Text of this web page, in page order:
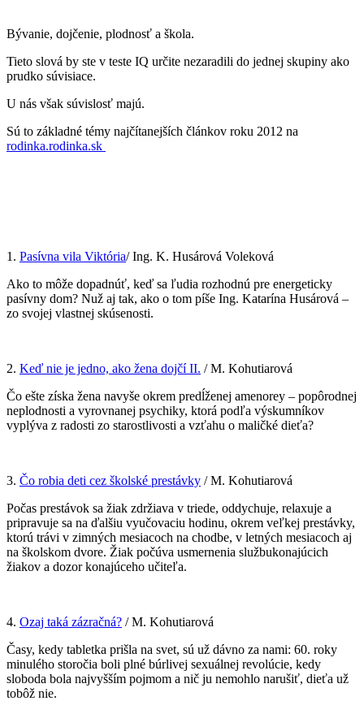
Bývanie, dojčenie, plodnosť a škola.
Tieto slová by ste v teste IQ určite nezaradili do jednej skupiny ako
prudko súvisiace.
U nás však súvislosť majú.
Sú to základné témy najčítanejších článkov roku 2012 na
rodinka.rodinka.sk
1. Pasívna vila Viktória/ Ing. K. Husárová Voleková
Ako to môže dopadnúť, keď sa ľudia rozhodnú pre energeticky
pasívny dom? Nuž aj tak, ako o tom píše Ing. Katarína Husárová –
zo svojej vlastnej skúsenosti.
2. Keď nie je jedno, ako žena dojčí II. / M. Kohutiarová
Čo ešte získa žena navyše okrem predĺženej amenorey – popôrodnej
neplodnosti a vyrovnanej psychiky, ktorá podľa výskumníkov
vyplýva z radosti zo starostlivosti a vzťahu o maličké dieťa?
3. Čo robia deti cez školské prestávky / M. Kohutiarová
Počas prestávok sa žiak zdržiava v triede, oddychuje, relaxuje a
pripravuje sa na ďalšiu vyučovaciu hodinu, okrem veľkej prestávky,
ktorú trávi v zimných mesiacoch na chodbe, v letných mesiacoch aj
na školskom dvore. Žiak počúva usmernenia službukonajúcich
žiakov a dozor konajúceho učiteľa.
4. Ozaj taká zázračná? / M. Kohutiarová
Časy, kedy tabletka prišla na svet, sú už dávno za nami: 60. roky
minulého storočia boli plné búrlivej sexuálnej revolúcie, kedy
sloboda bola najvyšším pojmom a nič ju nemohlo narušiť, dieťa už
tobôž nie.